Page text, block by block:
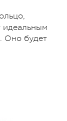
идеальным
Оно будет